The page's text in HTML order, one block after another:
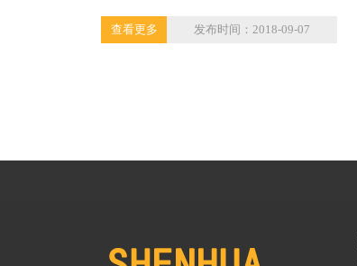
主任...
查看更多 发布时间：2018-09-07